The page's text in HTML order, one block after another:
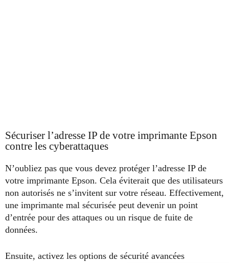
Sécuriser l’adresse IP de votre imprimante Epson
contre les cyberattaques
N’oubliez pas que vous devez protéger l’adresse IP de
votre imprimante Epson. Cela éviterait que des utilisateurs
non autorisés ne s’invitent sur votre réseau. Effectivement,
une imprimante mal sécurisée peut devenir un point
d’entrée pour des attaques ou un risque de fuite de
données.
Ensuite, activez les options de sécurité avancées